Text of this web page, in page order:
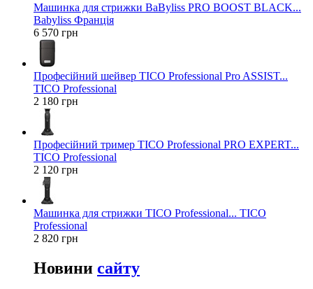
Машинка для стрижки BaByliss PRO BOOST BLACK...
Babyliss Франція
6 570 грн
Професійний шейвер TICO Professional Pro ASSIST...
TICO Professional
2 180 грн
Професійний тример TICO Professional PRO EXPERT...
TICO Professional
2 120 грн
Машинка для стрижки TICO Professional... TICO
Professional
2 820 грн
Новини сайту